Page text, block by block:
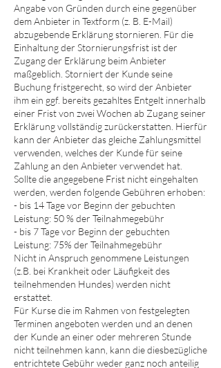
Angabe von Gründen durch eine gegenüber
dem Anbieter in Textform (z. B. E-Mail)
abzugebende Erklärung stornieren. Für die
Einhaltung der Stornierungsfrist ist der
Zugang der Erklärung beim Anbieter
maßgeblich. Storniert der Kunde seine
Buchung fristgerecht, so wird der Anbieter
ihm ein ggf. bereits gezahltes Entgelt innerhalb
einer Frist von zwei Wochen ab Zugang seiner
Erklärung vollständig zurückerstatten. Hierfür
kann der Anbieter das gleiche Zahlungsmittel
verwenden, welches der Kunde für seine
Zahlung an den Anbieter verwendet hat.
Solltedie angegebene Frist nichteingehalten
werden, werden folgende Gebühren erhoben:
- bis 14 Tage vor Beginn der gebuchten
Leistung: 50 % der Teilnahmegebühr
- bis 7 Tage vor Beginn der gebuchten
Leistung: 75% der Teilnahmegebühr
Nicht in Anspruch genommene Leistungen
(z.B. bei Krankheit oder Läufigkeit des
teilnehmenden Hundes) werden nicht
erstattet.
Für Kurse die im Rahmen von festgelegten
Terminen angeboten werden und an denen
der Kunde an einer oder mehreren Stunde
nicht teilnehmen kann, kann die diesbezügliche
entrichtete Gebühr weder ganz noch anteilig